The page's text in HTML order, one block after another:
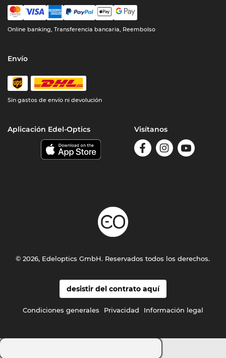
Online banking, Transferencia bancaria, Reembolso
Envío
Sin gastos de envío ni devolución
Aplicación Edel-Optics Visítanos
desistir del contrato aquí
Condiciones generales Privacidad Información legal
© 2026, Edeloptics GmbH. Reservados todos los derechos.